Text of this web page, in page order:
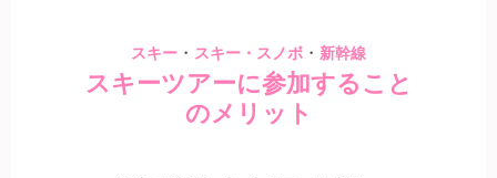
スキー ・ スキー・スノボ ・ 新幹線
スキーツアーに参加すること
のメリット